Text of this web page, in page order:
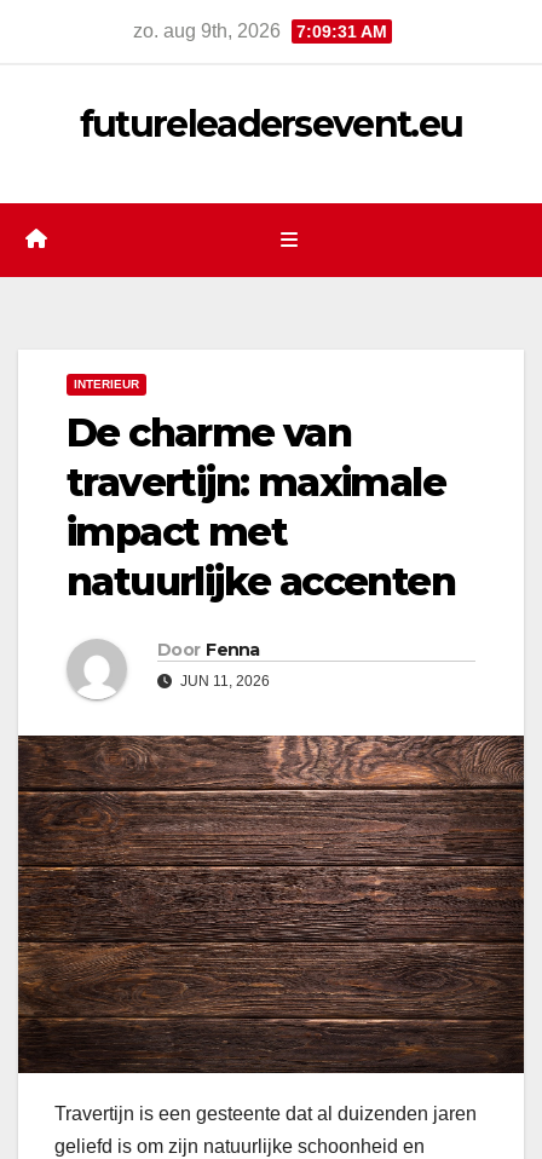
zo. aug 9th, 2026 7:09:32 AM
futureleadersevent.eu
INTERIEUR
De charme van
travertijn: maximale
impact met
natuurlijke accenten
Door Fenna
JUN 11, 2026
Travertijn is een gesteente dat al duizenden jaren
geliefd is om zijn natuurlijke schoonheid en